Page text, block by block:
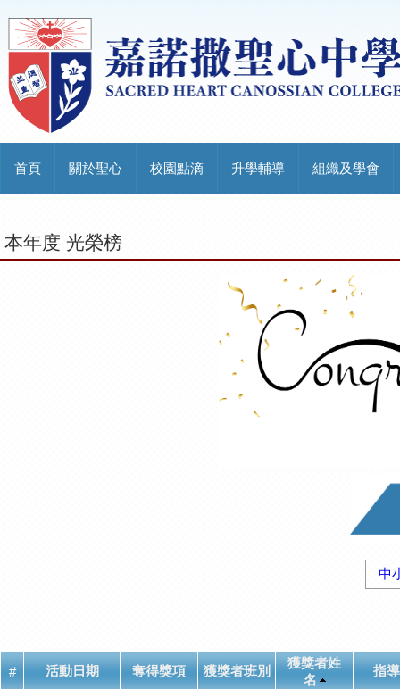
首頁 關於聖心 校園點滴 升學輔導 組織及學會
本年度 光榮榜
中
# 活動日期 奪得獎項 獲獎者班別
獲獎者姓
名
指